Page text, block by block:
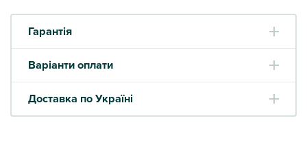
Гарантія
Варіанти оплати
Доставка по Україні